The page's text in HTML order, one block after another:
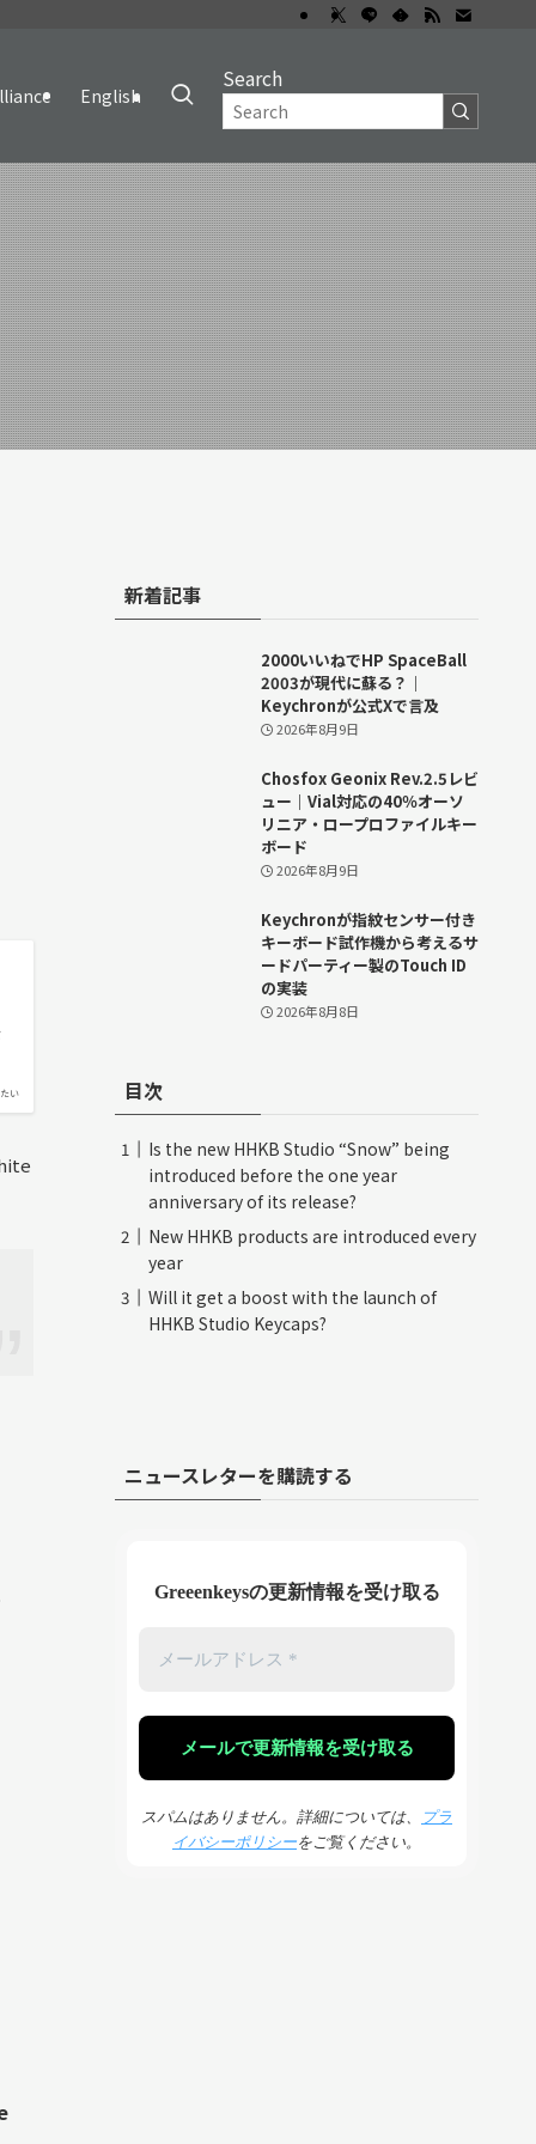
English
Search
い
新着記事
2000いいねでHP SpaceBall
2003が現代に蘇る？｜
Keychronが公式Xで言及
2026年8月9日
Chosfox Geonix Rev.2.5レビ
ュー｜Vial対応の40％オーソ
リニア・ロープロファイルキー
ボード
2026年8月9日
Keychronが指紋センサー付き
キーボード試作機から考えるサ
ードパーティー製のTouch ID
の実装
2026年8月8日
目次
Is the new HHKB Studio “Snow” being
introduced before the one year
anniversary of its release?
New HHKB products are introduced every
year
Will it get a boost with the launch of
HHKB Studio Keycaps?
ニュースレターを購読する
Greeenkeysの更新情報を受け取る
スパムはありません。詳細については、
プラ
イバシーポリシーをご覧ください。